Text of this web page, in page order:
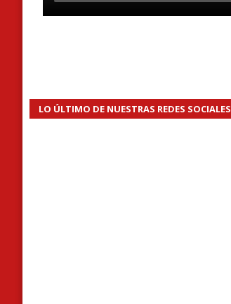
LO ÚLTIMO DE NUESTRAS REDES SOCIALES